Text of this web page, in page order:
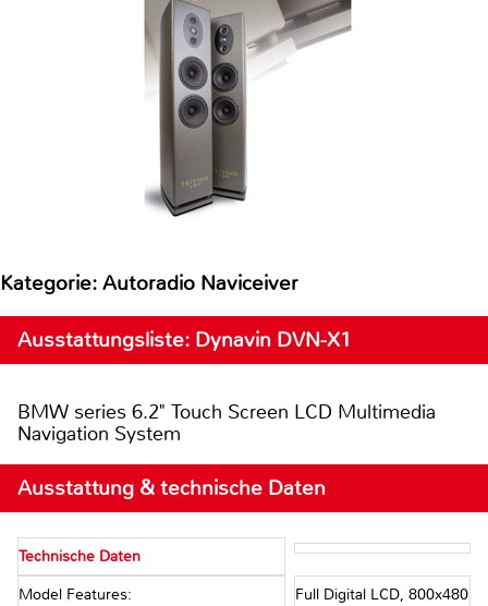
Kategorie: Autoradio Naviceiver
Ausstattungsliste: Dynavin DVN-X1
BMW series 6.2" Touch Screen LCD Multimedia
Navigation System
Ausstattung & technische Daten
Technische Daten
Model Features: Full Digital LCD, 800x480